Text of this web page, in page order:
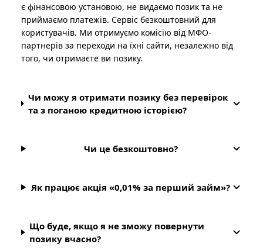
є фінансовою установою, не видаємо позик та не
приймаємо платежів. Сервіс безкоштовний для
користувачів. Ми отримуємо комісію від МФО-
партнерів за переходи на їхні сайти, незалежно від
того, чи отримаєте ви позику.
Чи можу я отримати позику без перевірок
та з поганою кредитною історією?
Чи це безкоштовно?
Як працює акція «0,01% за перший займ»?
Що буде, якщо я не зможу повернути
позику вчасно?